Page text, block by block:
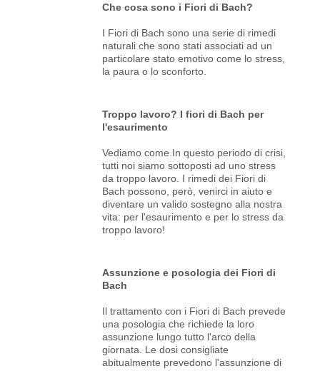
Che cosa sono i Fiori di Bach?
I Fiori di Bach sono una serie di rimedi
naturali che sono stati associati ad un
particolare stato emotivo come lo stress,
la paura o lo sconforto.
Troppo lavoro? I fiori di Bach per
l'esaurimento
Vediamo come.In questo periodo di crisi,
tutti noi siamo sottoposti ad uno stress
da troppo lavoro. I rimedi dei Fiori di
Bach possono, però, venirci in aiuto e
diventare un valido sostegno alla nostra
vita: per l'esaurimento e per lo stress da
troppo lavoro!
Assunzione e posologia dei Fiori di
Bach
Il trattamento con i Fiori di Bach prevede
una posologia che richiede la loro
assunzione lungo tutto l'arco della
giornata. Le dosi consigliate
abitualmente prevedono l'assunzione di